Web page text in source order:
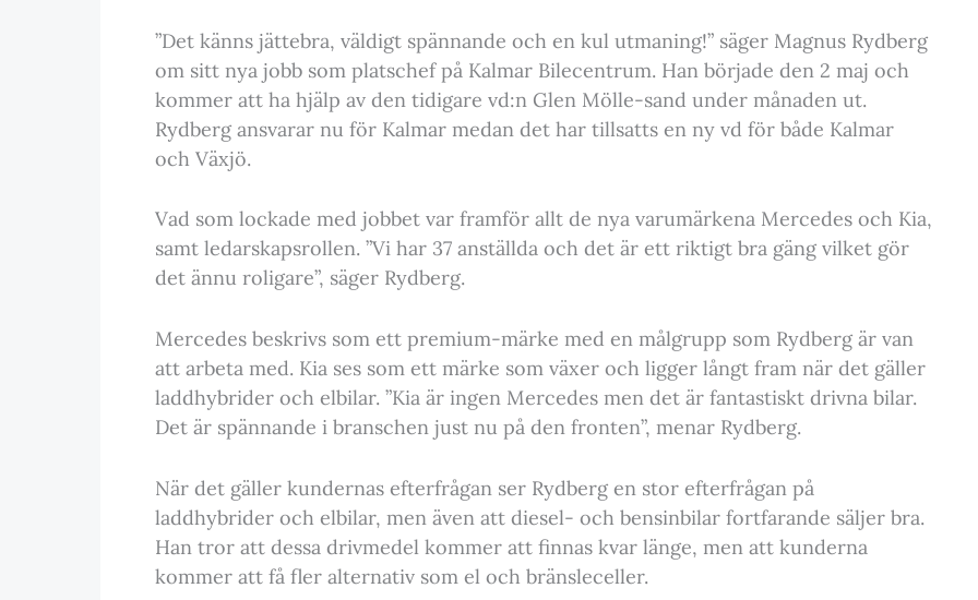
”Det känns jättebra, väldigt spännande och en kul utmaning!” säger Magnus Rydberg
om sitt nya jobb som platschef på Kalmar Bilecentrum. Han började den 2 maj och
kommer att ha hjälp av den tidigare vd:n Glen Mölle-sand under månaden ut.
Rydberg ansvarar nu för Kalmar medan det har tillsatts en ny vd för både Kalmar
och Växjö.
Vad som lockade med jobbet var framför allt de nya varumärkena Mercedes och Kia,
samt ledarskapsrollen. ”Vi har 37 anställda och det är ett riktigt bra gäng vilket gör
det ännu roligare”, säger Rydberg.
Mercedes beskrivs som ett premium-märke med en målgrupp som Rydberg är van
att arbeta med. Kia ses som ett märke som växer och ligger långt fram när det gäller
laddhybrider och elbilar. ”Kia är ingen Mercedes men det är fantastiskt drivna bilar.
Det är spännande i branschen just nu på den fronten”, menar Rydberg.
När det gäller kundernas efterfrågan ser Rydberg en stor efterfrågan på
laddhybrider och elbilar, men även att diesel- och bensinbilar fortfarande säljer bra.
Han tror att dessa drivmedel kommer att finnas kvar länge, men att kunderna
kommer att få fler alternativ som el och bränsleceller.